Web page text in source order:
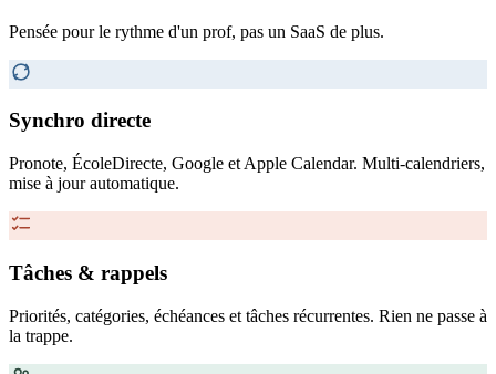
Pensée pour le rythme d'un prof, pas un SaaS de plus.
Synchro directe
Pronote, ÉcoleDirecte, Google et Apple Calendar. Multi-calendriers,
mise à jour automatique.
Tâches & rappels
Priorités, catégories, échéances et tâches récurrentes. Rien ne passe à
la trappe.